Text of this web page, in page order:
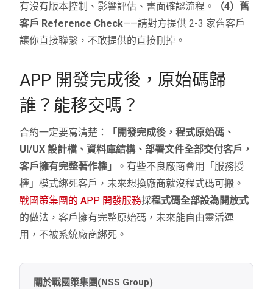
有沒有版本控制、影響評估、書面確認流程。
（4）舊
客戶 Reference Check——請對方提供 2-3 家舊客戶
讓你直接聯繫，不敢提供的直接刪掉。
APP 開發完成後，原始碼歸
誰？能移交嗎？
合約一定要寫清楚：
「開發完成後，程式原始碼、
UI/UX 設計檔、資料庫結構、部署文件全部交付客戶，
客戶擁有完整著作權」
。有些不良廠商會用「服務授
權」模式綁死客戶，未來想換廠商就沒程式碼可搬。
戰國策集團的 APP 開發服務採程式碼全部設為開放式
的做法，客戶擁有完整原始碼，未來能自由靈活運
用，不被系統廠商綁死。
關於戰國策集團(NSS Group)